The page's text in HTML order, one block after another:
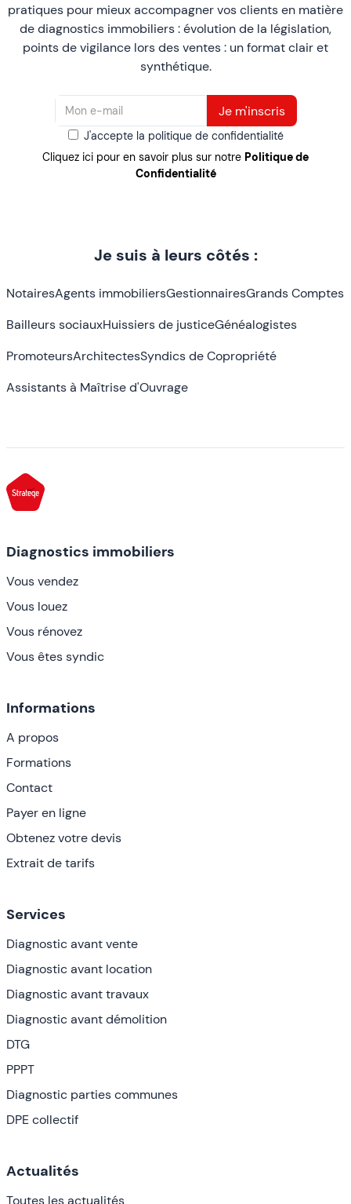
pratiques pour mieux accompagner vos clients en matière
de diagnostics immobiliers : évolution de la législation,
points de vigilance lors des ventes : un format clair et
synthétique.
J'accepte la politique de confidentialité
Cliquez ici pour en savoir plus sur notre Politique de
Confidentialité
Je suis à leurs côtés :
NotairesAgents immobiliersGestionnairesGrands Comptes
Bailleurs sociauxHuissiers de justiceGénéalogistes
PromoteursArchitectesSyndics de Copropriété
Assistants à Maîtrise d'Ouvrage
Diagnostics immobiliers
Vous vendez
Vous louez
Vous rénovez
Vous êtes syndic
Informations
A propos
Formations
Contact
Payer en ligne
Obtenez votre devis
Extrait de tarifs
Services
Diagnostic avant vente
Diagnostic avant location
Diagnostic avant travaux
Diagnostic avant démolition
DTG
PPPT
Diagnostic parties communes
DPE collectif
Actualités
Toutes les actualités